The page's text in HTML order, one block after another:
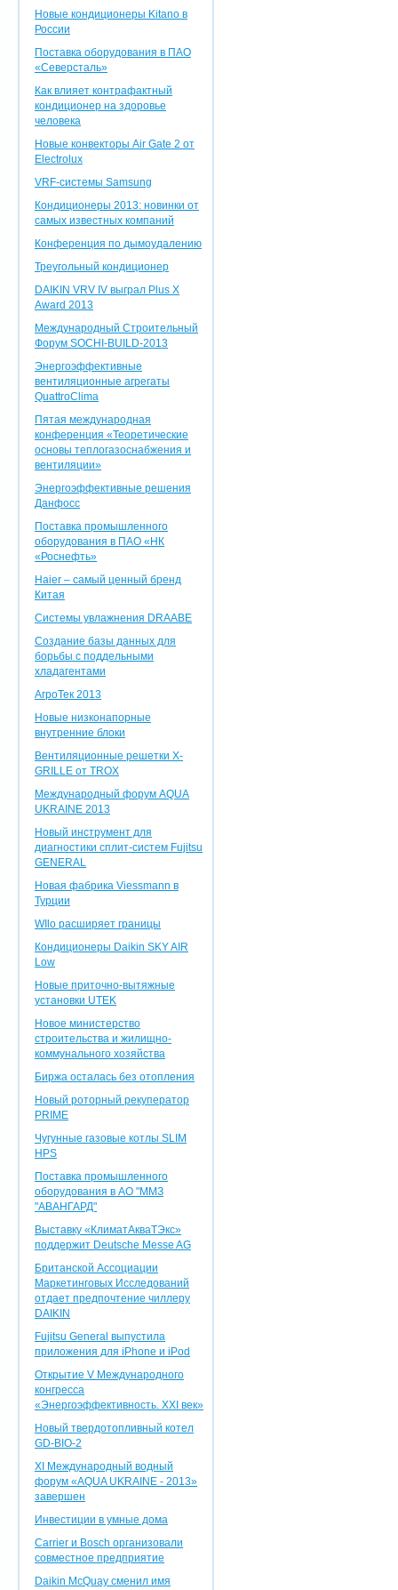
Новые кондиционеры Kitano в
России
Поставка оборудования в ПАО
«Северсталь»
Как влияет контрафактный
кондиционер на здоровье
человека
Новые конвекторы Air Gate 2 от
Electrolux
VRF-системы Samsung
Кондиционеры 2013: новинки от
самых известных компаний
Конференция по дымоудалению
Треугольный кондиционер
DAIKIN VRV IV выграл Plus X
Award 2013
Международный Строительный
Форум SOCHI-BUILD-2013
Энергоэффективные
вентиляционные агрегаты
QuattroClima
Пятая международная
конференция «Теоретические
основы теплогазоснабжения и
вентиляции»
Энергоэффективные решения
Данфосс
Поставка промышленного
оборудования в ПАО «НК
«Роснефть»
Haier – самый ценный бренд
Китая
Системы увлажнения DRAABE
Создание базы данных для
борьбы с поддельными
хладагентами
АгроТек 2013
Новые низконапорные
внутренние блоки
Вентиляционные решетки X-
GRILLE от TROX
Международный форум AQUA
UKRAINE 2013
Новый инструмент для
диагностики сплит-систем Fujitsu
GENERAL
Новая фабрика Viessmann в
Турции
WIlo расширяет границы
Кондиционеры Daikin SKY AIR
Low
Новые приточно-вытяжные
установки UTEK
Новое министерство
строительства и жилищно-
коммунального хозяйства
Биржа осталась без отопления
Новый роторный рекуператор
PRIME
Чугунные газовые котлы SLIM
HPS
Поставка промышленного
оборудования в АО "ММЗ
"АВАНГАРД"
Выставку «КлиматАкваТЭкс»
поддержит Deutsche Messe AG
Британской Ассоциации
Маркетинговых Исследований
отдает предпочтение чиллеру
DAIKIN
Fujitsu General выпустила
приложения для iPhone и iPod
Открытие V Международного
конгресса
«Энергоэффективность. XXI век»
Новый твердотопливный котел
GD-BIO-2
XI Международный водный
форум «AQUA UKRAINE - 2013»
завершен
Инвестиции в умные дома
Carrier и Bosch организовали
совместное предприятие
Daikin McQuay сменил имя